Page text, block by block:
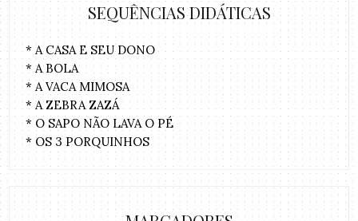
SEQUÊNCIAS DIDÁTICAS
* A CASA E SEU DONO
* A BOLA
* A VACA MIMOSA
* A ZEBRA ZAZÁ
* O SAPO NÃO LAVA O PÉ
* OS 3 PORQUINHOS